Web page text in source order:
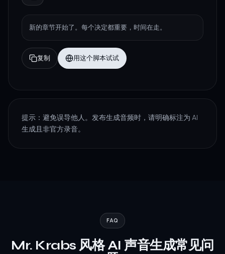
新的章节开始了。每个决定都重要，时间在走。
复制 用这个脚本试试
提示：避免误导他人。发布生成音频时，请明确标注为 AI
生成且非官方录音。
FAQ
Mr. Krabs 风格 AI 声音生成常见问